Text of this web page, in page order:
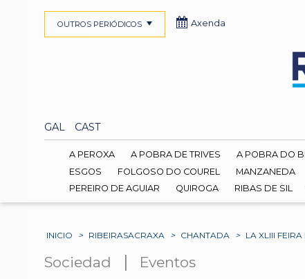
GAL CAST
OUTROS PERIÓDICOS Axenda
A PEROXA A POBRA DE TRIVES A POBRA DO
ESGOS
FOLGOSO DO COUREL MANZANEDA
PEREIRO DE AGUIAR
QUIROGA RIBAS DE SIL
INICIO > RIBEIRASACRAXA > CHANTADA > LA XLIII
Sociedad | Eventos